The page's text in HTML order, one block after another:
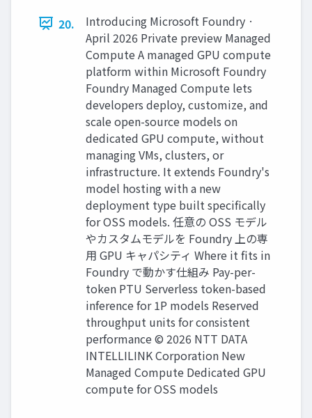
20.
Introducing Microsoft Foundry ·
April 2026 Private preview Managed
Compute A managed GPU compute
platform within Microsoft Foundry
Foundry Managed Compute lets
developers deploy, customize, and
scale open-source models on
dedicated GPU compute, without
managing VMs, clusters, or
infrastructure. It extends Foundry's
model hosting with a new
deployment type built specifically
for OSS models. 任意の OSS モデル
やカスタムモデルを Foundry 上の専
用 GPU キャパシティ Where it fits in
Foundry で動かす仕組み Pay-per-
token PTU Serverless token-based
inference for 1P models Reserved
throughput units for consistent
performance © 2026 NTT DATA
INTELLILINK Corporation New
Managed Compute Dedicated GPU
compute for OSS models